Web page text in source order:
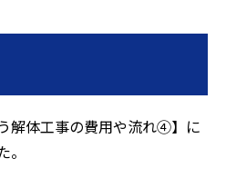
解体工事の費用や流れ④】に